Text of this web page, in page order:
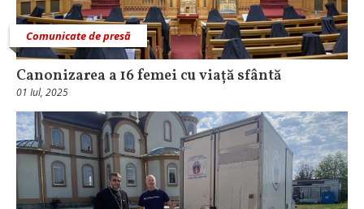
Comunicate de presă
Canonizarea a 16 femei cu viață sfântă
01 Iul, 2025